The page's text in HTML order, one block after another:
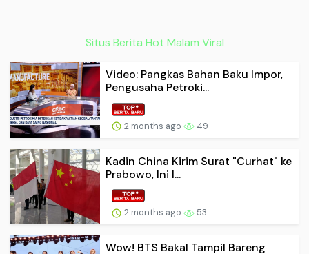
Situs Berita Hot Malam Viral
Video: Pangkas Bahan Baku Impor,
Pengusaha Petroki...
2 months ago 49
Kadin China Kirim Surat "Curhat" ke
Prabowo, Ini I...
2 months ago 53
Wow! BTS Bakal Tampil Bareng